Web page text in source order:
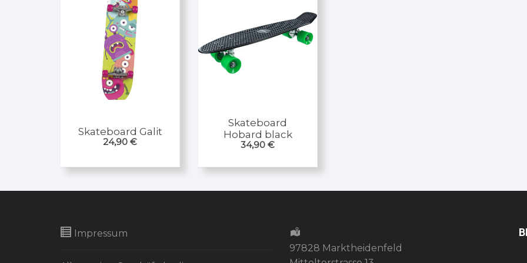
Skateboard Galit
24,90 €
Skateboard
Hobard black
34,90 €
Impressum
97828 Marktheidenfeld